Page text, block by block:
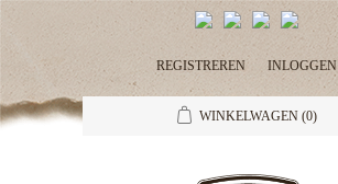
REGISTREREN INLOGGEN
WINKELWAGEN (0)